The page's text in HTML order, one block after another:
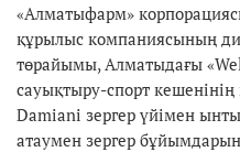
«Алматыфарм»
құрылыс компаниясының
төрайымы, Алматыдағы
сауықтыру-спорт
Damiani зергер үйімен
атаумен зергер